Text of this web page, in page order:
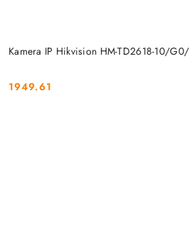
Kamera IP Hikvision HM-TD2618-10/
Cena:
1949.61